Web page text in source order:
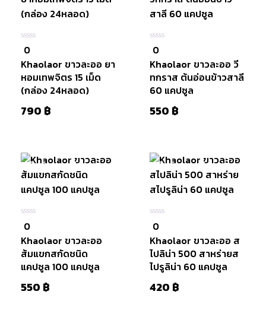
หยิบใส่
0
ใน
5
0
Khaolaor ขาวละออ ยา
หอมเทพจิตร 15 เม็ด
(กล่อง 24หลอด)
790 ฿
0
ใน
5
0
Khaolaor ขาวละออ วี
ทกราส ต้นอ่อนข้าวสาลี
60 แคปซูล
550 ฿
สินค้าหมดแล้ว
0
ใน
5
0
Khaolaor ขาวละออ
ส้มแขกสกัดชนิด
แคปซูล 100 แคปซูล
550 ฿
สินค้าหมดแล้ว
0
ใน
5
0
Khaolaor ขาวละออ ส
ไปลิน่า 500 สาหร่ายส
ไปรูลิน่า 60 แคปซูล
420 ฿